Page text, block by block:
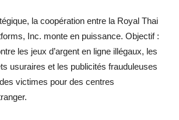
la coopération entre la Royal Thai
Inc. monte en puissance. Objectif :
les jeux d’argent en ligne illégaux, les
usuraires et les publicités frauduleuses
victimes pour des centres